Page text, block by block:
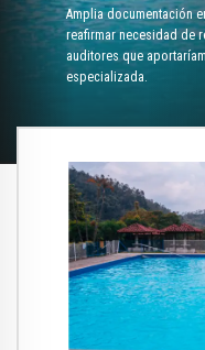
Amplia documentación
reafirmar necesidad de
auditores que
especializada.